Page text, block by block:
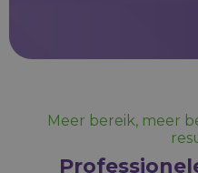
Meer bereik, meer